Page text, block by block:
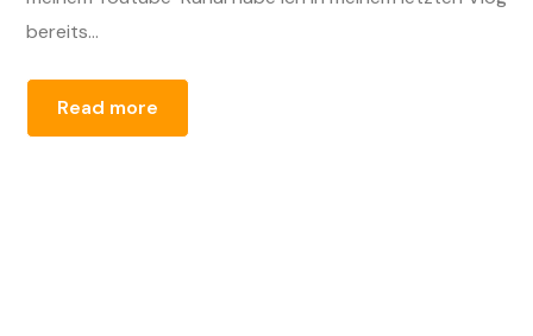
bereits...
Read more